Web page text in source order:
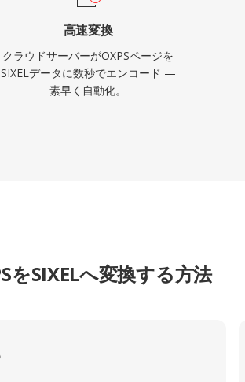
高速変換
クラウドサーバーがOXPSページを
SIXELデータに数秒でエンコード —
素早く自動化。
をSIXELへ変換する方法